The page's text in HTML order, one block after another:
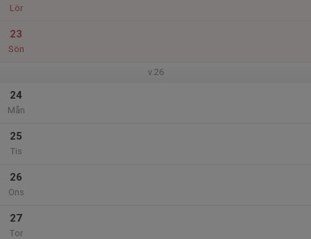
Lör
23
Sön
v.26
24
Mån
25
Tis
26
Ons
27
Tor